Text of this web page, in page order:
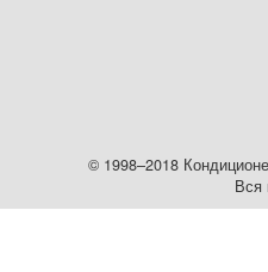
© 1998–2018
Вся